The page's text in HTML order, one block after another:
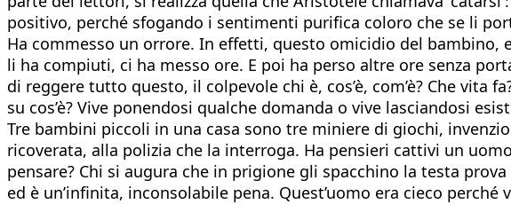
positivo, perché sfogando i sentimenti purifica coloro che se li
Ha commesso un orrore. In effetti, questo omicidio del
li ha compiuti, ci ha messo ore. E poi ha perso altre ore senza
di reggere tutto questo, il colpevole chi è, cos’è, com’è? Che
su cos’è? Vive ponendosi qualche domanda o vive lasciandosi
Tre bambini piccoli in una casa sono tre miniere di giochi,
ricoverata, alla polizia che la interroga. Ha pensieri cattivi un
pensare? Chi si augura che in prigione gli spacchino la testa
ed è un’infinita, inconsolabile pena. Quest’uomo era cieco perché